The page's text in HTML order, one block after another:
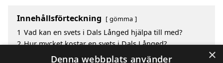
Innehållsförteckning gömma
1 Vad kan en svets i Dals Långed hjälpa till med?
2 Hur mycket kostar en svets i Dals Långed?
Fördelar med att välja svets i Dals Långed
×
Denna webbplats använder